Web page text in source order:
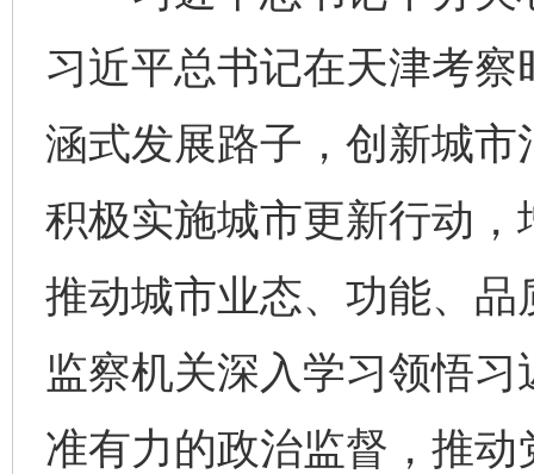
习近平总书记在天津考
涵式发展路子，创新城
积极实施城市更新行动
推动城市业态、功能、品
监察机关深入学习领悟
准有力的政治监督，推